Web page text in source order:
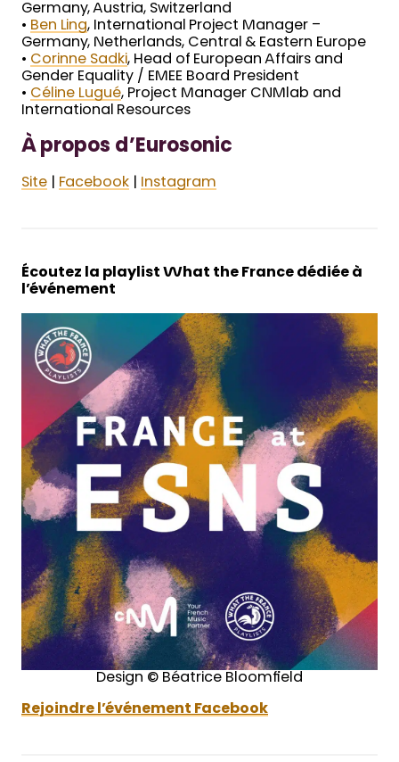
Germany, Austria, Switzerland
• Ben Ling, International Project Manager –
Germany, Netherlands, Central & Eastern Europe
• Corinne Sadki, Head of European Affairs and
Gender Equality / EMEE Board President
• Céline Lugué, Project Manager CNMlab and
International Resources
À propos d’Eurosonic
Site Facebook Instagram
Écoutez la playlist What the France dédiée à
l’événement
Design © Béatrice Bloomfield
Rejoindre l’événement Facebook